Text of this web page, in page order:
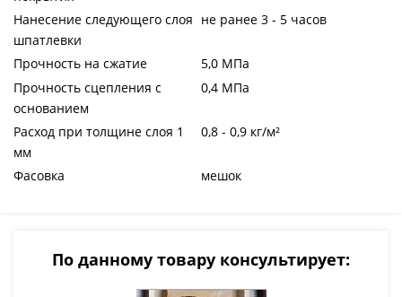
Нанесение следующего слоя
шпатлевки
не ранее 3 - 5 часов
Прочность на сжатие
5,0 МПа
Прочность сцепления с
основанием
0,4 МПа
Расход при толщине слоя 1
мм
0,8 - 0,9 кг/м²
Фасовка мешок
По данному товару консультирует: